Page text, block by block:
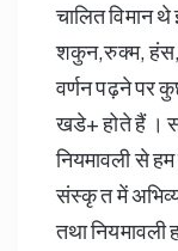
चालित विमान
शकुन,रुक्म, हंस,
वर्णन पढ़ने पर
खडे+ होते हैं ।
नियमावली से हम
संस्कृ त में
तथा